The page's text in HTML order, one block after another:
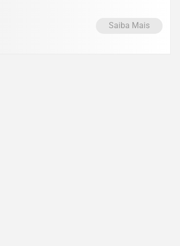
Saiba Mais